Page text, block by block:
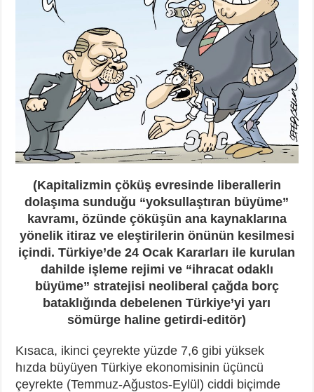
(Kapitalizmin çöküş evresinde liberallerin
dolaşıma sunduğu “yoksullaştıran büyüme”
kavramı, özünde çöküşün ana kaynaklarına
yönelik itiraz ve eleştirilerin önünün kesilmesi
içindi. Türkiye’de 24 Ocak Kararları ile kurulan
dahilde işleme rejimi ve “ihracat odaklı
büyüme” stratejisi neoliberal çağda borç
bataklığında debelenen Türkiye’yi yarı
sömürge haline getirdi-editör)
Kısaca, ikinci çeyrekte yüzde 7,6 gibi yüksek
hızda büyüyen Türkiye ekonomisinin üçüncü
çeyrekte (Temmuz-Ağustos-Eylül) ciddi biçimde